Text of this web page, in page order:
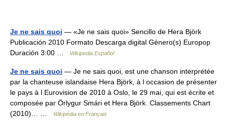
Je ne sais quoi — «Je ne sais quoi» Sencillo de Hera Björk
Publicación 2010 Formato Descarga digital Género(s) Europop
Duración 3:00 …
Wikipedia Español
Je ne sais quoi — Je ne sais quoi, est une chanson interprétée
par la chanteuse islandaise Hera Björk, à l occasion de présenter
le pays à l Eurovision de 2010 à Oslo, le 29 mai, qui est écrite et
composée par Örlygur Smári et Hera Björk. Classements Chart
(2010)… …
Wikipédia en Français